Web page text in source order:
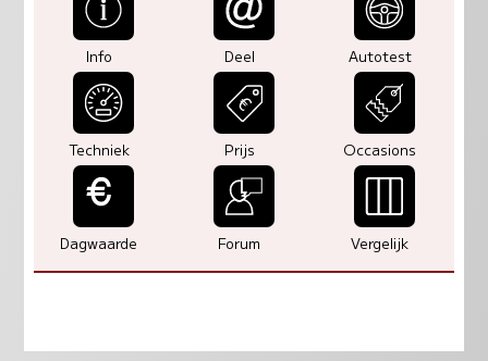
Info Deel Autotest
Techniek Prijs Occasions
Dagwaarde Forum Vergelijk